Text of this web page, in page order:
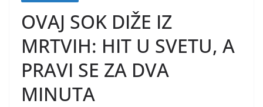
OVAJ SOK DIŽE IZ
MRTVIH: HIT U SVETU, A
PRAVI SE ZA DVA
MINUTA